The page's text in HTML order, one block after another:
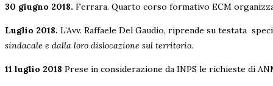
30 giugno 2018. Ferrara. Quarto corso formativo ECM
Luglio 2018. L’Avv. Raffaele Del Gaudio, riprende su testata
sindacale e dalla loro dislocazione sul territorio.
11 luglio 2018 Prese in considerazione da INPS le richieste di